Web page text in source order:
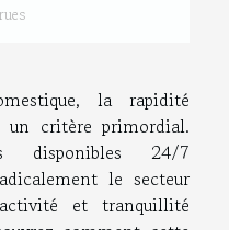
la rapidité
un critère primordial.
disponibles 24/7
le secteur
et tranquillité